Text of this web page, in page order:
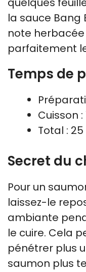
la sauce Bang
note
parfaitement
Temps de
Cuisson
Total :
Secret du
Pour un
laissez-le
ambiante
le cuire. Cela
pénétrer plus
saumon plus